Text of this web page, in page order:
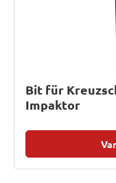
Bit für
Impaktor